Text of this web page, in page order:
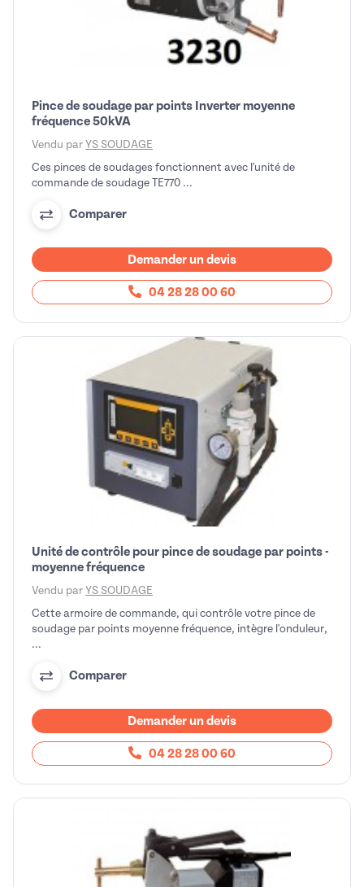
Pince de soudage par points Inverter moyenne
fréquence 50kVA
Vendu par YS SOUDAGE
Ces pinces de soudages fonctionnent avec l'unité de
commande de soudage TE770 ...
Comparer
Demander un devis
04 28 28 00 60
Unité de contrôle pour pince de soudage par points -
moyenne fréquence
Vendu par YS SOUDAGE
Cette armoire de commande, qui contrôle votre pince de
soudage par points moyenne fréquence, intègre l'onduleur,
...
Comparer
Demander un devis
04 28 28 00 60